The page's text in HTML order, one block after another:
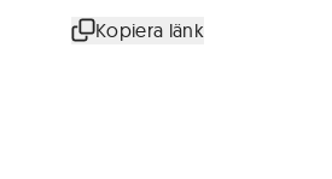
Kopiera länk